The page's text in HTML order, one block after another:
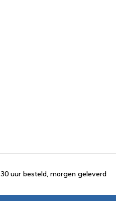
uur besteld, morgen geleverd